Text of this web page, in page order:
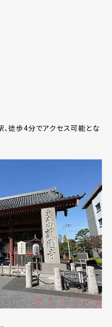
、徒歩4分でアクセス可能とな